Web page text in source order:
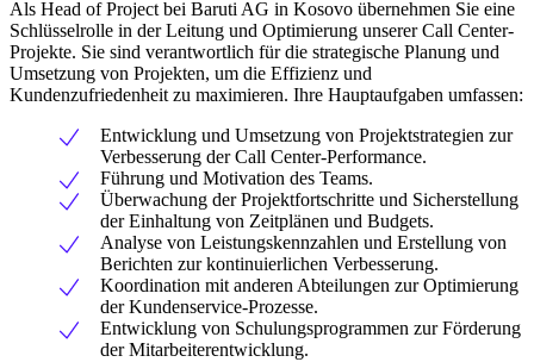
Als Head of Project bei Baruti AG in Kosovo übernehmen Sie eine
Schlüsselrolle in der Leitung und Optimierung unserer Call Center-
Projekte. Sie sind verantwortlich für die strategische Planung und
Umsetzung von Projekten, um die Effizienz und
Kundenzufriedenheit zu maximieren. Ihre Hauptaufgaben umfassen:
Entwicklung und Umsetzung von Projektstrategien zur
Verbesserung der Call Center-Performance.
Führung und Motivation des Teams.
Überwachung der Projektfortschritte und Sicherstellung
der Einhaltung von Zeitplänen und Budgets.
Analyse von Leistungskennzahlen und Erstellung von
Berichten zur kontinuierlichen Verbesserung.
Koordination mit anderen Abteilungen zur Optimierung
der Kundenservice-Prozesse.
Entwicklung von Schulungsprogrammen zur Förderung
der Mitarbeiterentwicklung.